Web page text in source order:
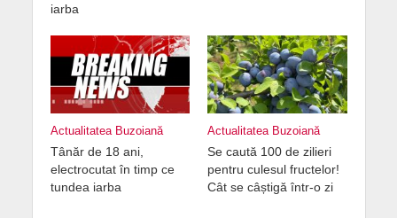
iarba
Actualitatea Buzoiană
Tânăr de 18 ani,
electrocutat în timp ce
tundea iarba
Actualitatea Buzoiană
Se caută 100 de zilieri
pentru culesul fructelor!
Cât se câștigă într-o zi